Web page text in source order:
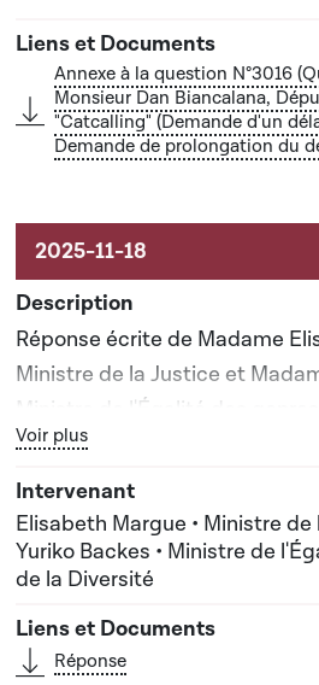
Annexe à la question N°3016
Monsieur Dan Biancalana,
"Catcalling" (Demande d'un
Demande de prolongation du
Réponse écrite de Madame
Ministre de la Justice et
Ministre de l'Égalité des
Bouton graphique servant à
Voir plus
Elisabeth Margue • Ministre de
Yuriko Backes • Ministre de
de la Diversité
Réponse